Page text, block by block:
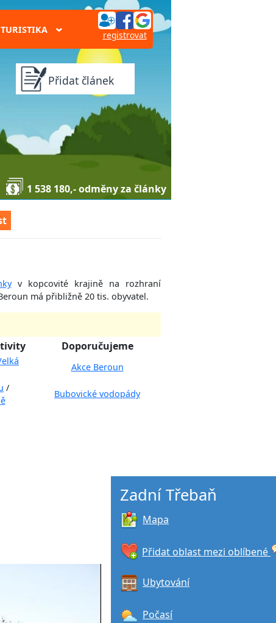
› registrovat
Přidat článek
1 538 180,- odměny za články
v kopcovité krajině na rozhraní
má přibližně 20 tis. obyvatel.
Doporučujeme
Akce Beroun
/
Bubovické vodopády
Zadní Třebaň
Mapa
Přidat oblast mezi oblíbené
Ubytování
Počasí